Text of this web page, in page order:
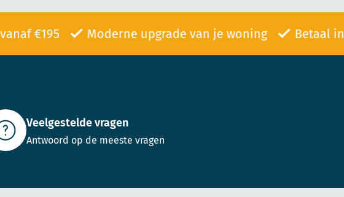
vanaf €195 Moderne upgrade van je woning
Veelgestelde vragen
Antwoord op de meeste vragen